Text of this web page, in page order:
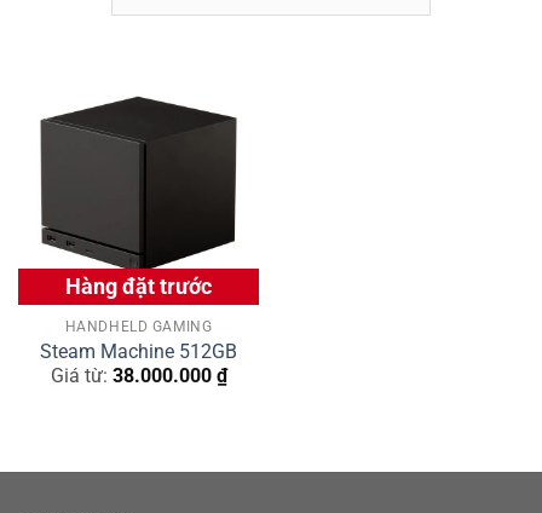
Hàng đặt trước
HANDHELD GAMING
Steam Machine 512GB
Giá từ: 38.000.000 ₫